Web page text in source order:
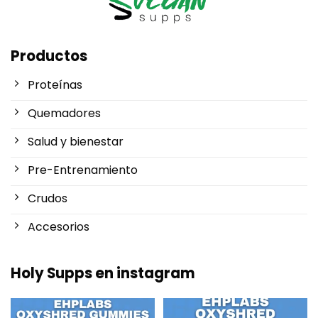
Productos
Proteínas
Quemadores
Salud y bienestar
Pre-Entrenamiento
Crudos
Accesorios
Holy Supps en instagram
Nuevo en Holy Supps 🍬⚡ ¡Bajo en grasas y 150mg de